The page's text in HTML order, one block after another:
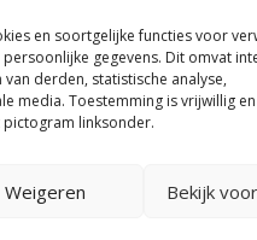
en soortgelijke functies voor
gegevens. Dit omvat
derden, statistische analyse,
media. Toestemming is vrijwillig
linksonder.
Weigeren Bekijk
10
en
De